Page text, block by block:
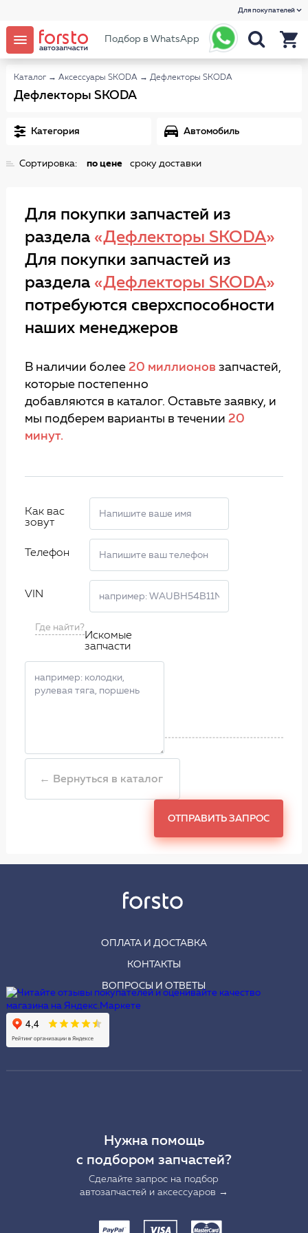
Для покупателей
Подбор в WhatsApp
Каталог → Аксессуары SKODA → Дефлекторы SKODA
Дефлекторы SKODA
Категория Автомобиль
Сортировка: по цене сроку доставки
Для покупки запчастей из
раздела «Дефлекторы SKODA»
Для покупки запчастей из
раздела «Дефлекторы SKODA»
потребуются сверхспособности
наших менеджеров
В наличии более 20 миллионов запчастей,
которые постепенно
добавляются в каталог. Оставьте заявку, и
мы подберем варианты в течении 20
минут.
Как вас
зовут
Телефон
VIN
Где найти?
Искомые
запчасти
← Вернуться в каталог
ОТПРАВИТЬ ЗАПРОС
ОПЛАТА И ДОСТАВКА
КОНТАКТЫ
ВОПРОСЫ И ОТВЕТЫ
Нужна помощь
с подбором запчастей?
Сделайте запрос на подбор
автозапчастей и аксессуаров →